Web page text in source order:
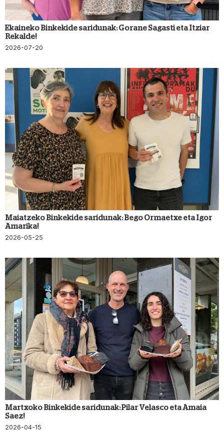
Ekaineko Binkekide saridunak: Gorane Sagasti eta Itziar
Rekalde!
2026-07-20
Maiatzeko Binkekide saridunak: Bego Ormaetxe eta Igor
Amarika!
2026-05-25
Martxoko Binkekide saridunak: Pilar Velasco eta Amaia
Saez!
2026-04-15